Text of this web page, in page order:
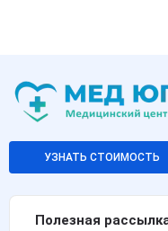
УЗНАТЬ СТОИМОСТЬ
Полезная